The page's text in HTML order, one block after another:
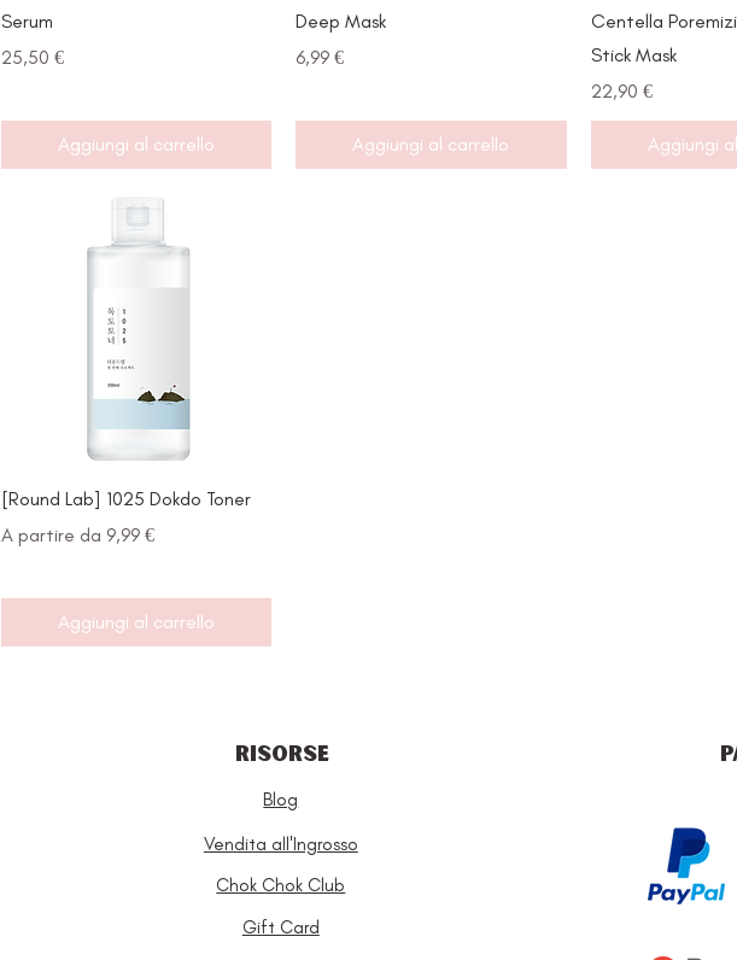
Serum
Prezzo
25,50 €
Aggiungi al carrello
Deep Mask
Prezzo
6,99 €
Aggiungi al carrello
Centella
Stick Mask
Prezzo
22,90 €
Aggiungi
Vista rapida
[Round Lab] 1025 Dokdo Toner
A partire da 9,99 €
Prezzo scontato
Aggiungi al carrello
RISORSE
Blog
Vendita all'Ingrosso
Chok Chok Club
Gift Card